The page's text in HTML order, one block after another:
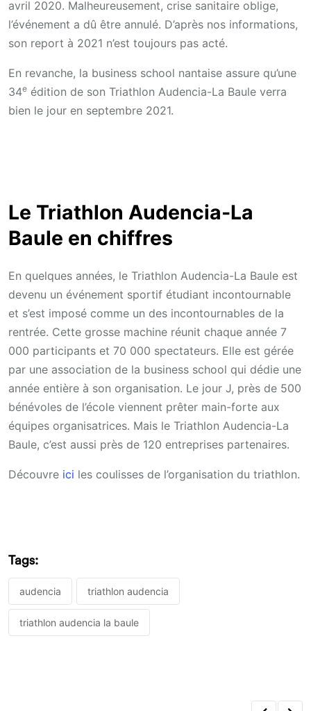
avril 2020. Malheureusement, crise sanitaire oblige,
l’événement a dû être annulé. D’après nos informations,
son report à 2021 n’est toujours pas acté.
En revanche, la business school nantaise assure qu’une
34e édition de son Triathlon Audencia-La Baule verra
bien le jour en septembre 2021.
Le Triathlon Audencia-La
Baule en chiffres
En quelques années, le Triathlon Audencia-La Baule est
devenu un événement sportif étudiant incontournable
et s’est imposé comme un des incontournables de la
rentrée. Cette grosse machine réunit chaque année 7
000 participants et 70 000 spectateurs. Elle est gérée
par une association de la business school qui dédie une
année entière à son organisation. Le jour J, près de 500
bénévoles de l’école viennent prêter main-forte aux
équipes organisatrices. Mais le Triathlon Audencia-La
Baule, c’est aussi près de 120 entreprises partenaires.
Découvre ici les coulisses de l’organisation du triathlon.
Tags:
audencia triathlon audencia
triathlon audencia la baule